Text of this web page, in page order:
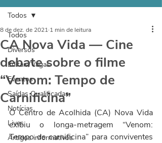
Todos
Diversos
Editais/Vagas
Eventos
Saídas Qualificadas
Notícias
Lives
Artigos informativos
Todos
CA Nova Vida — Cine
debate sobre o filme
“Venom: Tempo de
Carnificina”
8 de dez. de 2021 1 min de leitura
O Centro de Acolhida (CA) Nova Vida
exibiu o longa-metragem “Venom:
Tempo de carnificina” para conviventes